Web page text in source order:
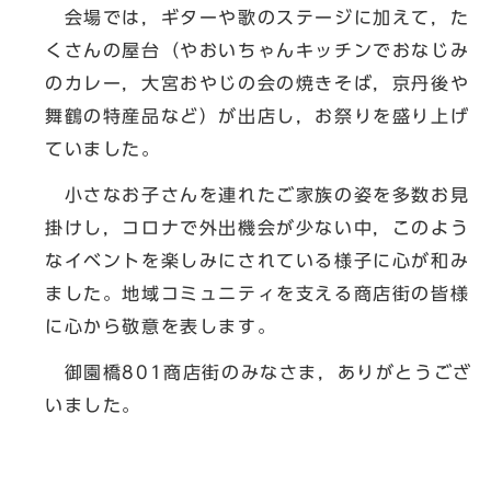
会場では，ギターや歌のステージに加えて，た
くさんの屋台（やおいちゃんキッチンでおなじみ
のカレー，大宮おやじの会の焼きそば，京丹後や
舞鶴の特産品など）が出店し，お祭りを盛り上げ
ていました。
小さなお子さんを連れたご家族の姿を多数お見
掛けし，コロナで外出機会が少ない中，このよう
なイベントを楽しみにされている様子に心が和み
ました。地域コミュニティを支える商店街の皆様
に心から敬意を表します。
御園橋801商店街のみなさま，ありがとうござ
いました。